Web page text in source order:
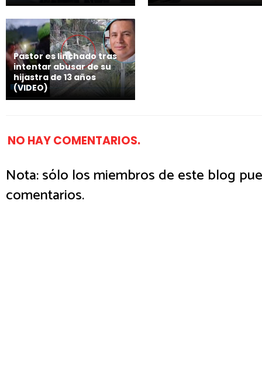
Pastor es linchado tras
intentar abusar de su
hijastra de 13 años
(VIDEO)
NO HAY COMENTARIOS.
Nota: sólo los miembros de este blog
comentarios.